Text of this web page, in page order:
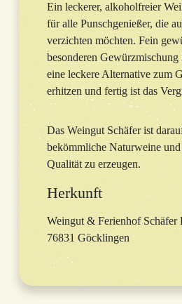
Ein leckerer, alkoholfreier
für alle Punschgenießer, die
verzichten möchten. Fein
besonderen Gewürzmischung
eine leckere Alternative zum
erhitzen und fertig ist das
Das Weingut Schäfer ist
bekömmliche Naturweine
Qualität zu erzeugen.
Herkunft
Weingut & Ferienhof Schäfer
76831 Göcklingen